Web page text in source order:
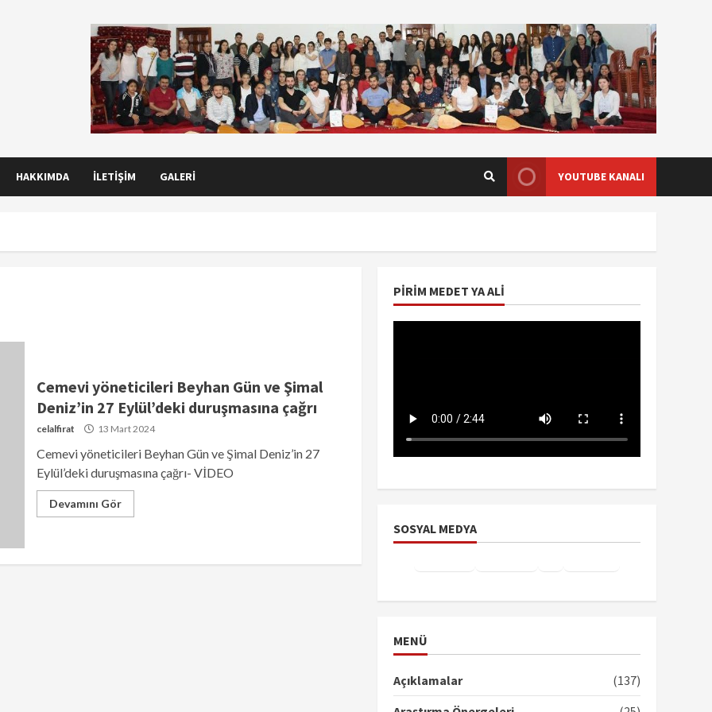
HAKKIMDA İLETIŞIM GALERI YOUTUBE KANALI
Cemevi yöneticileri Beyhan Gün ve Şimal
Deniz’in 27 Eylül’deki duruşmasına çağrı
celalfirat 13 Mart 2024
Cemevi yöneticileri Beyhan Gün ve Şimal Deniz’in 27
Eylül’deki duruşmasına çağrı- VİDEO
Devamını Gör
PIRIM MEDET YA ALI
SOSYAL MEDYA
MENÜ
Açıklamalar
(137)